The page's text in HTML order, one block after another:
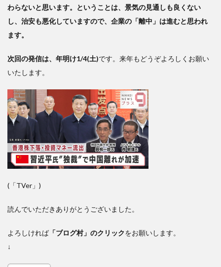
わらないと思います。ということは、景気の見通しも良くない
し、治安も悪化していますので、企業の「離中」は進むと思われ
ます。
次回の発信は、年明け1/4(土)です。来年もどうぞよろしくお願い
いたします。
(「TVer」)
読んでいただきありがとうございました。
よろしければ 「ブログ村」のクリックをお願いします。
↓